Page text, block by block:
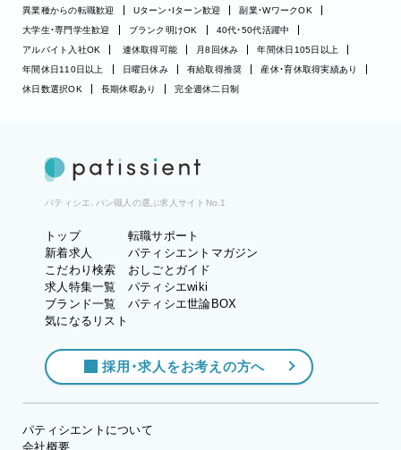
異業種からの転職歓迎
Uターン・Iターン歓迎
副業・WワークOK
大学生・専門学生歓迎
ブランク明けOK
40代・50代活躍中
アルバイト入社OK
連休取得可能 月8回休み
年間休日105日以上
年間休日110日以上
日曜日休み 有給取得推奨
産休・育休取得実績あり
休日数選択OK
長期休暇あり 完全週休二日制
パティシエ、パン職人の選ぶ求人サイトNo.1
トップ
新着求人
こだわり検索
求人特集一覧
ブランド一覧
気になるリスト
転職サポート
パティシエントマガジン
おしごとガイド
パティシエwiki
パティシエ世論BOX
採用・求人をお考えの方へ
パティシエントについて
会社概要